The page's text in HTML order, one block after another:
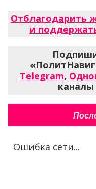
Отблагодарить
и
Telegram,
каналы
Ошибка сети...